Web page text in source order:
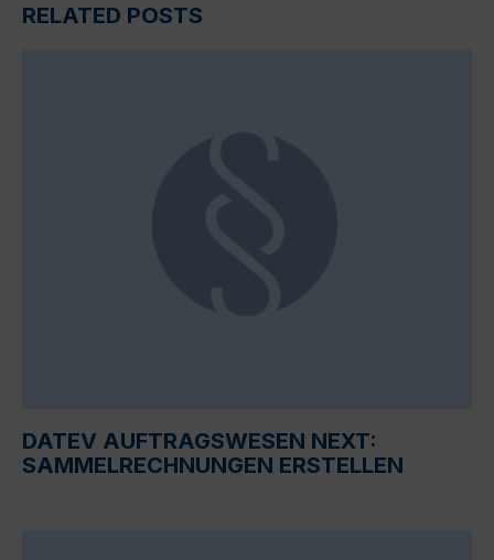
RELATED POSTS
DATEV AUFTRAGSWESEN NEXT:
SAMMELRECHNUNGEN ERSTELLEN